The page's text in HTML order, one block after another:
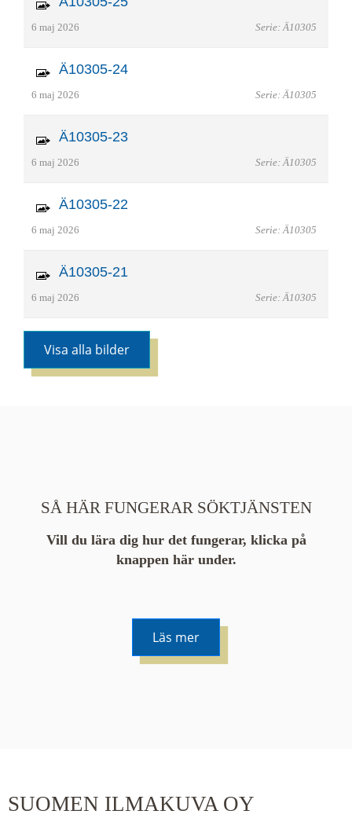
6 maj 2026 Serie: Ä10305
Ä10305-24
6 maj 2026 Serie: Ä10305
Ä10305-23
6 maj 2026 Serie: Ä10305
Ä10305-22
6 maj 2026 Serie: Ä10305
Ä10305-21
6 maj 2026 Serie: Ä10305
Visa alla bilder
SÅ HÄR FUNGERAR SÖKTJÄNSTEN
Vill du lära dig hur det fungerar, klicka på
knappen här under.
Läs mer
hålla ned ctrl-tangenten och scrolla.
SUOMEN ILMAKUVA OY